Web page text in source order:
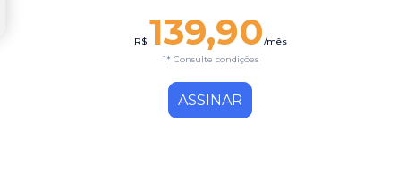
R$ 139,90/mês
1* Consulte condições
ASSINAR